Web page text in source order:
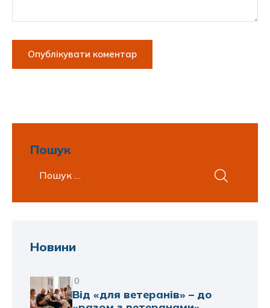
Пошук
Новини
0
Від «для ветеранів» – до